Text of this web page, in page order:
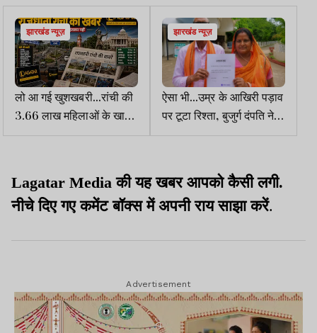
झारखंड न्यूज़
लो आ गई खुशखबरी...रांची की
3.66 लाख महिलाओं के खाते
में 3 माह के 275 करोड़
झारखंड न्यूज़
ऐसा भी...उम्र के आखिरी पड़ाव
पर टूटा रिश्ता, बुजुर्ग दंपति ने
चुनी अलग राह
Lagatar Media की यह खबर आपको कैसी लगी.
नीचे दिए गए कमेंट बॉक्स में अपनी राय साझा करें.
Advertisement